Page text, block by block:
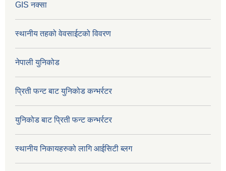
GIS नक्सा
स्थानीय तहको वेवसाईटको विवरण
नेपाली युनिकोड
प्रिती फन्ट बाट युनिकोड कन्भर्रटर
युनिकोड बाट प्रिती फन्ट कन्भर्रटर
स्थानीय निकायहरुको लागि आईसिटी ब्लग